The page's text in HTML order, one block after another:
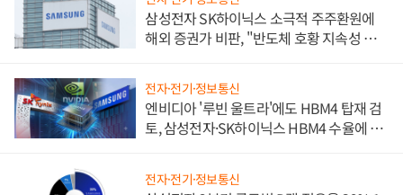
삼성전자 SK하이닉스 소극적 주주환원에
해외 증권가 비판, "반도체 호황 지속성 의
전자·전기·정보통신
엔비디아 '루빈 울트라'에도 HBM4 탑재 검
토, 삼성전자·SK하이닉스 HBM4 수율에 주
전자·전기·정보통신